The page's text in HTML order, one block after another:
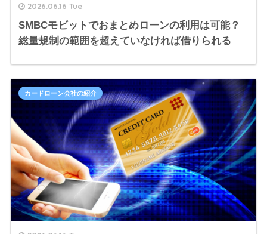
2026.06.16 Tue
SMBCモビットでおまとめローンの利用は可能？
総量規制の範囲を超えていなければ借りられる
カードローン会社の紹介